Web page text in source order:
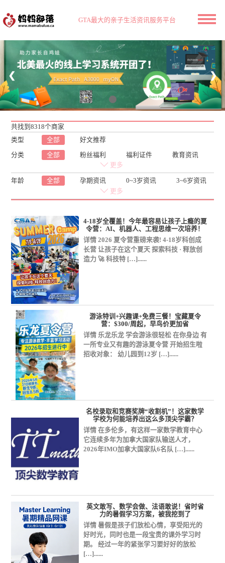
GTA最大的亲子生活资讯服务平台
❮ ❯
共找到8318个商家
类型
全部 好文推荐
分类 全部 粉丝福利 福利证件
教育资讯
省钱攻略
园艺花卉
小编探店
在线购物
我爱读书
课后班 实用生活
吃喝大事
健康护理
金融理财
医疗健康
吃瓜专栏
合作机构资讯
Amazon
共同抗疫 在线课堂
在线娱乐
职业规划
更多
年龄 全部 孕期资讯 0~3岁资讯
3~6岁资讯
初中资讯
更多
4-18岁全覆盖！今年最容易让孩子上瘾的夏
令营：AI、机器人、工程思维一次培养！
详情 2026 夏令营重磅来袭! 4-18岁科创成
长营 让孩子在这个夏天 探索科技 · 释放创
造力 🚀 科技特 […]......
游泳特训+兴趣课+免费三餐！宝藏夏令
营：$300/周起，早鸟价更加省
详情 乐龙乐龙 学会游泳很轻松 在你身边 有
一所专业又有趣的游泳夏令营 开始招生啦
招收对象： 幼儿园到12岁 […]......
名校录取和竞赛奖牌“收割机”！这家数学
学校为何能培养出这么多顶尖学霸？
详情 在多伦多，有这样一家数学教育中心
它连续多年为加拿大国家队输送人才，
2026年IMO加拿大国家队6名队 […]......
英文敢写、数学会做、法语敢说！省时省
力的暑假学习方案，被我挖到了
详情 暑假是孩子们放松心情，享受阳光的
好时光，同时也是一段宝贵的课外学习时
期。 经过一年的紧张学习要好好的放松
[…]......